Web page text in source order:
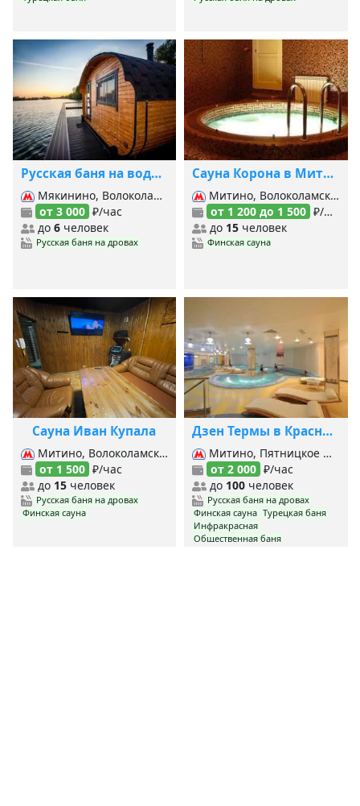
Русская баня на воде Chill
Мякинино, Волоколамская, Митино,
от 3 000 ₽/час
до 6 человек
Русская баня на дровах
Сауна Корона в Митино
Митино, Волоколамская,
от 1 200 до 1 500 ₽/час
до 15человек
Финская сауна
Сауна Иван Купала
Митино, Волоколамская, Пятницкое шоссе,
от 1 500 ₽/час
до 15 человек
Русская баня на дровах
Финская сауна
Дзен Термы в Красногорске
Митино, Пятницкое шоссе, Волоколамская,
от 2 000 ₽/час
до 100человек
Русская баня на дровах
Финская сауна Турецкая баня
Инфракрасная
Общественная баня